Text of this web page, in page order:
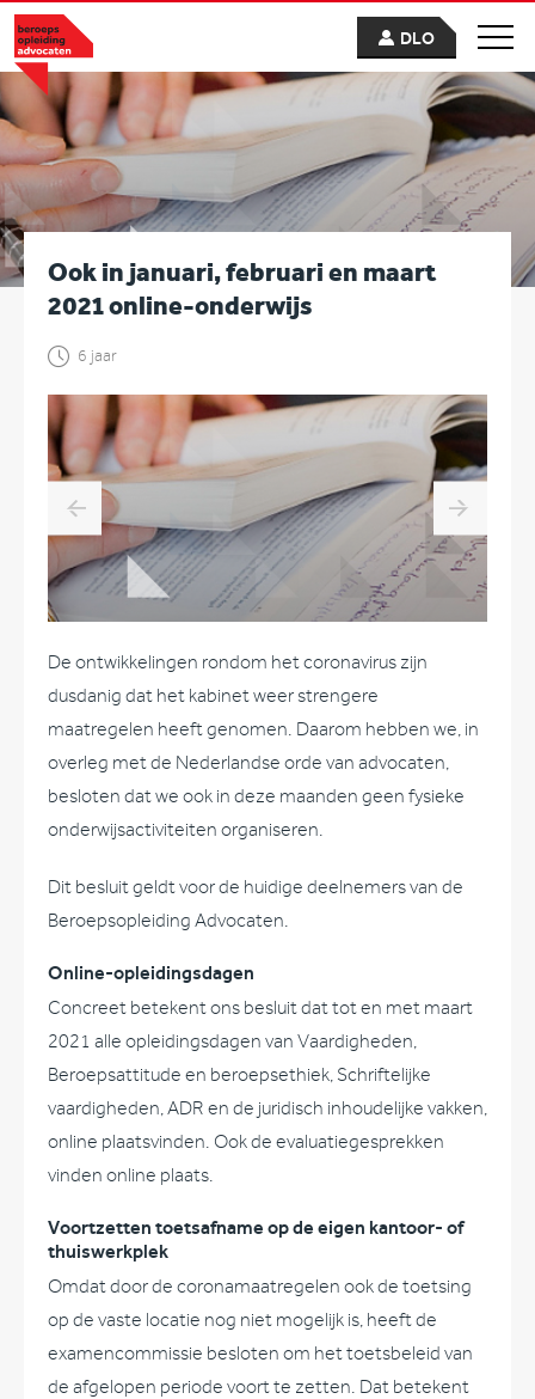
DLO
Ook in januari, februari en maart
2021 online-onderwijs
6 jaar
De ontwikkelingen rondom het coronavirus zijn
dusdanig dat het kabinet weer strengere
maatregelen heeft genomen. Daarom hebben we, in
overleg met de Nederlandse orde van advocaten,
besloten dat we ook in deze maanden geen fysieke
onderwijsactiviteiten organiseren.
Dit besluit geldt voor de huidige deelnemers van de
Beroepsopleiding Advocaten.
Online-opleidingsdagen
Concreet betekent ons besluit dat tot en met maart
2021 alle opleidingsdagen van Vaardigheden,
Beroepsattitude en beroepsethiek, Schriftelijke
vaardigheden, ADR en de juridisch inhoudelijke vakken,
online plaatsvinden. Ook de evaluatiegesprekken
vinden online plaats.
Voortzetten toetsafname op de eigen kantoor- of
thuiswerkplek
Omdat door de coronamaatregelen ook de toetsing
op de vaste locatie nog niet mogelijk is, heeft de
examencommissie besloten om het toetsbeleid van
de afgelopen periode voort te zetten. Dat betekent